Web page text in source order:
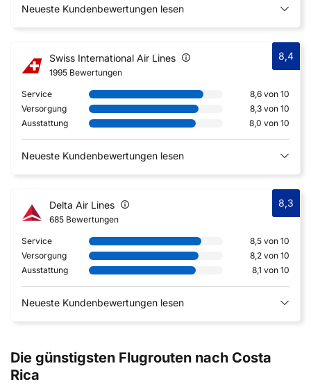
Neueste Kundenbewertungen lesen
Swiss International Air Lines
1995 Bewertungen
8,4
Service
8,6 von 10
Versorgung
8,3 von 10
Ausstattung
8,0 von 10
Neueste Kundenbewertungen lesen
Delta Air Lines
685 Bewertungen
8,3
Service
8,5 von 10
Versorgung
8,2 von 10
Ausstattung
8,1 von 10
Neueste Kundenbewertungen lesen
Die günstigsten Flugrouten nach Costa
Rica